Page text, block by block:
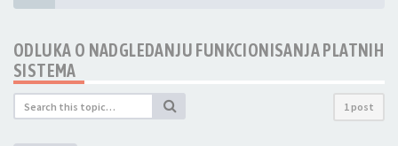
ODLUKA O NADGLEDANJU FUNKCIONISANJA PLATNIH
SISTEMA
1 post